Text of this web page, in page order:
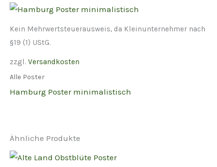
Kein Mehrwertsteuerausweis, da Kleinunternehmer nach
§19 (1) UStG.
zzgl. Versandkosten
Alle Poster
Hamburg Poster minimalistisch
Ähnliche Produkte